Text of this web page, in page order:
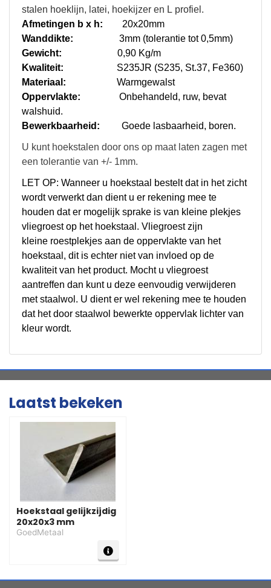
stalen hoeklijn, latei, hoekijzer en L profiel.
Afmetingen b x h: 20x20mm
Wanddikte: 3mm (tolerantie tot 0,5mm)
Gewicht: 0,90 Kg/m
Kwaliteit: S235JR (S235, St.37, Fe360)
Materiaal:
Warmgewalst
Oppervlakte: Onbehandeld, ruw, bevat
walshuid.
Bewerkbaarheid: Goede lasbaarheid, boren.
U kunt hoekstalen door ons op maat laten zagen met
een tolerantie van +/- 1mm.
LET OP: Wanneer u hoekstaal bestelt dat in het zicht
wordt verwerkt dan dient u er rekening mee te
houden dat er mogelijk sprake is van kleine plekjes
vliegroest op het hoekstaal. Vliegroest zijn
kleine roestplekjes aan de oppervlakte van het
hoekstaal, dit is echter niet van invloed op de
kwaliteit van het product. Mocht u vliegroest
aantreffen dan kunt u deze eenvoudig verwijderen
met staalwol. U dient er wel rekening mee te houden
dat het door staalwol bewerkte oppervlak lichter van
kleur wordt.
Laatst bekeken
Hoekstaal gelijkzijdig
20x20x3 mm
GoedMetaal